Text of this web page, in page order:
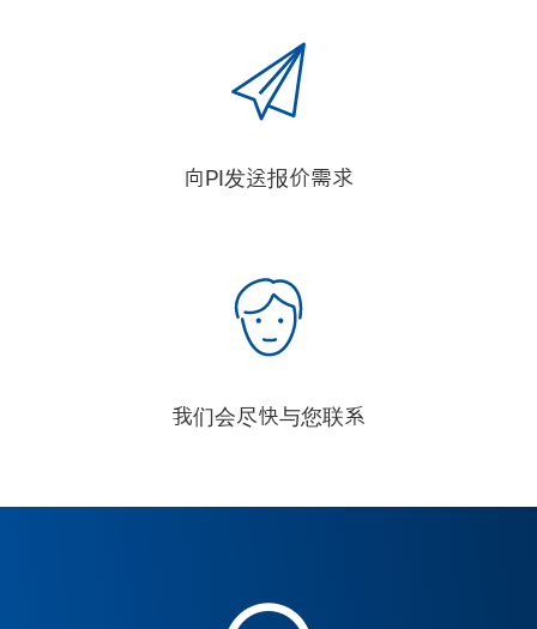
向PI发送报价需求
我们会尽快与您联系